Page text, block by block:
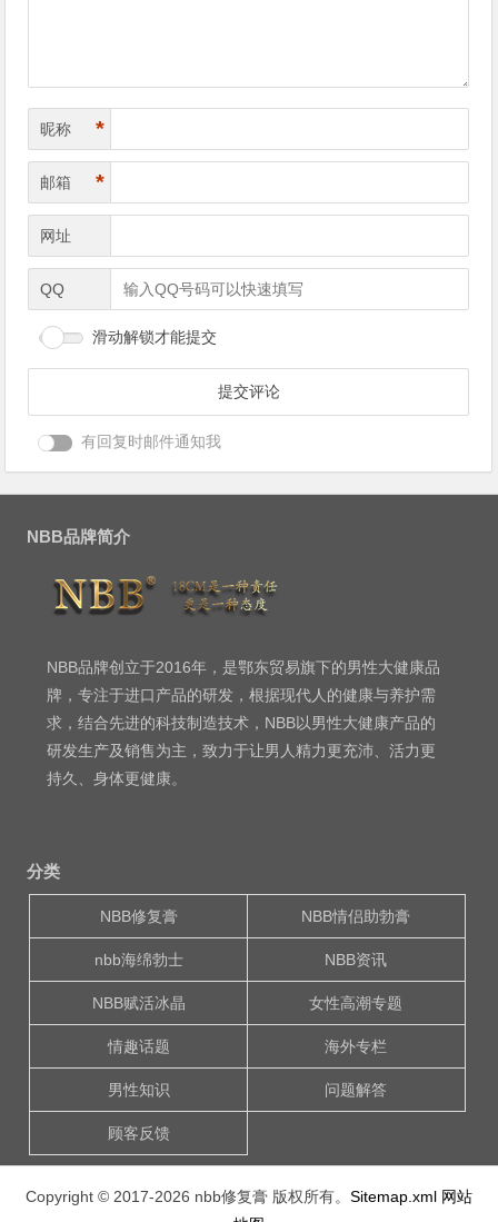
昵称 *
邮箱 *
网址
QQ
滑动解锁才能提交
有回复时邮件通知我
NBB品牌简介
NBB品牌创立于2016年，是鄂东贸易旗下的男性大健康品
牌，专注于进口产品的研发，根据现代人的健康与养护需
求，结合先进的科技制造技术，NBB以男性大健康产品的
研发生产及销售为主，致力于让男人精力更充沛、活力更
持久、身体更健康。
分类
NBB修复膏 NBB情侣助勃膏
nbb海绵勃士 NBB资讯
NBB赋活冰晶 女性高潮专题
情趣话题 海外专栏
男性知识 问题解答
顾客反馈
Copyright © 2017-2026 nbb修复膏 版权所有。 Sitemap.xml 网站